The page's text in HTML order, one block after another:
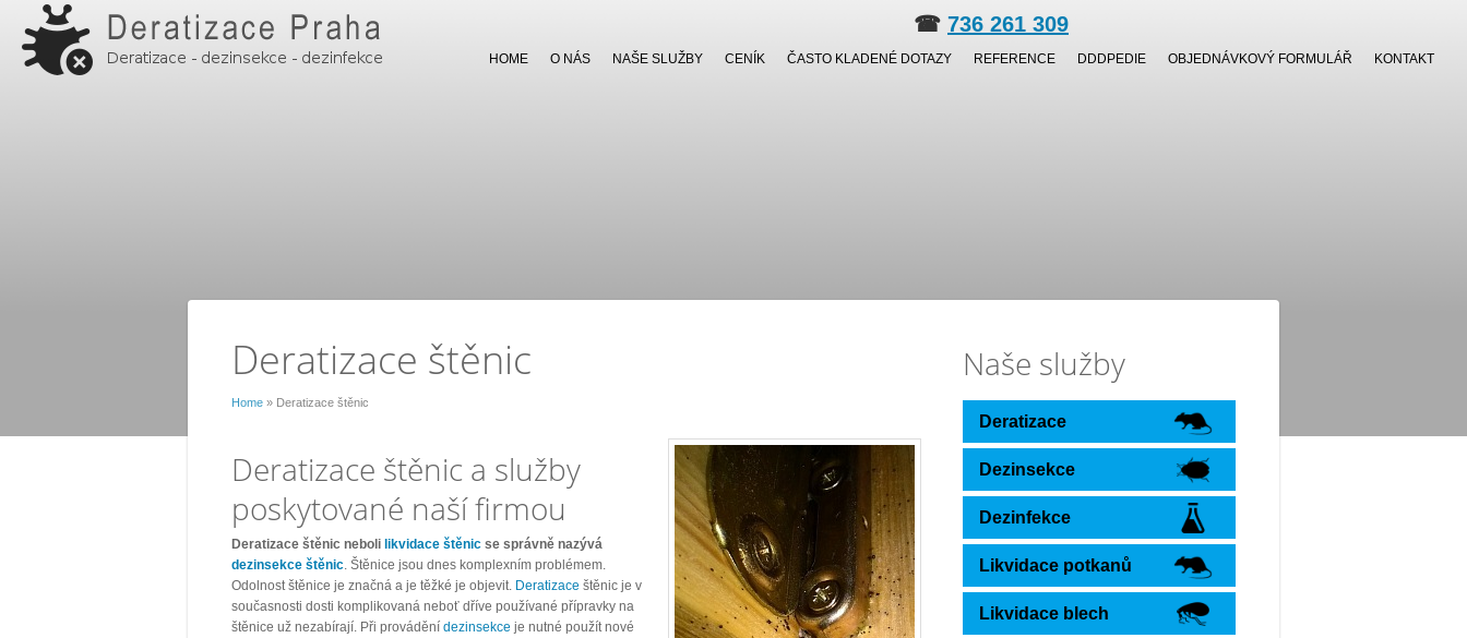
☎ 736 261 309
HOME O NÁS NAŠE SLUŽBY CENÍK ČASTO KLADENÉ DOTAZY REFERENCE DDDPEDIE OBJEDNÁVKOVÝ FORMULÁŘ KONTAKT
Deratizace štěnic
Home » Deratizace štěnic
Deratizace štěnic a služby
poskytované naší firmou
Deratizace štěnic neboli likvidace štěnic se správně nazývá
dezinsekce štěnic . Štěnice jsou dnes komplexním problémem.
Odolnost štěnice je značná a je těžké je objevit. Deratizace štěnic je v
současnosti dosti komplikovaná neboť dříve používané přípravky na
štěnice už nezabírají. Při provádění dezinsekce je nutné použít nové
Naše služby
Deratizace
Dezinsekce
Dezinfekce
Likvidace potkanů
Likvidace blech